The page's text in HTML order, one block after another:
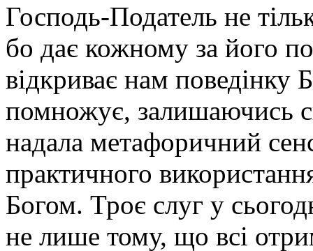
Господь-Податель не
бо дає кожному за його
відкриває нам поведінку
помножує, залишаючись
надала метафоричний
практичного
Богом. Троє слуг у
не лише тому, що всі